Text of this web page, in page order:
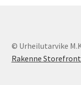
© Urheilutarvike
Rakenne